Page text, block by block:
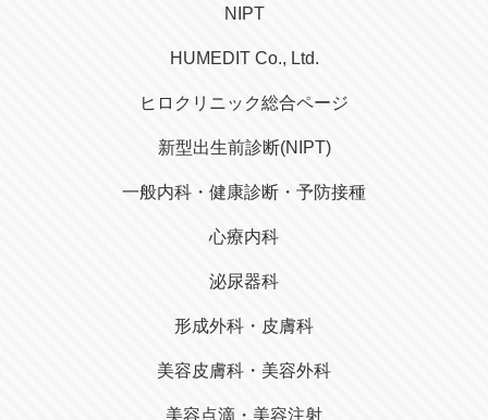
NIPT
HUMEDIT Co., Ltd.
ヒロクリニック総合ページ
新型出生前診断(NIPT)
一般内科・健康診断・予防接種
心療内科
泌尿器科
形成外科・皮膚科
美容皮膚科・美容外科
美容点滴・美容注射